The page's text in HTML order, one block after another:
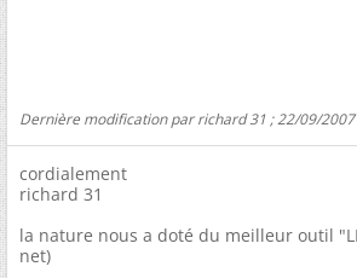
Dernière modification par richard 31 ; 22/09/
cordialement
richard 31
la nature nous a doté du meilleur outil
net)